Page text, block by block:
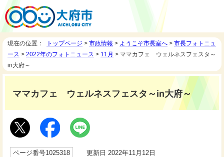
現在の位置： トップページ > 市政情報 > ようこそ市長室へ > 市長フォトニュ
ース > 2022年のフォトニュース > 11月 > ママカフェ ウェルネスフェスタ～
in大府～
ママカフェ ウェルネスフェスタ～in大府～
ページ番号1025318 更新日 2022年11月12日